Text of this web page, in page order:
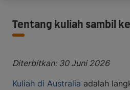
Tentang kuliah sambil
Diterbitkan: 30 Juni 2026
Kuliah di Australia adalah